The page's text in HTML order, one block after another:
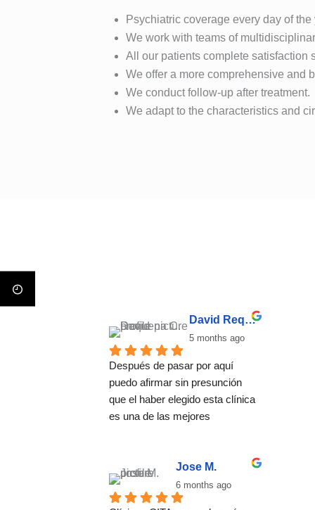
Psychiatric coverage every day of
We work with teams of
All our patients complete satisfaction
We offer a more comprehensive and
We conduct follow-up after treatment.
We adapt to the characteristics and
David Requena C.
5 months ago
Después de pasar por aquí
puedo afirmar sin presunción
que el haber elegido esta clínica
es una de las mejores
desintoxicación convencional,
se trata de ayudar a encontrar
un estilo de vida basado en el
Jose M.
6 months ago